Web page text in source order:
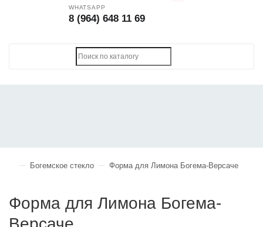
WHATSAPP
8 (964) 648 11 69
Богемское стекло Форма для Лимона Богема-Версаче
Форма для Лимона Богема-